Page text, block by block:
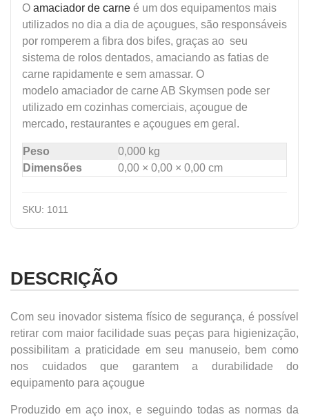
O amaciador de carne é um dos equipamentos mais
utilizados no dia a dia de açougues, são responsáveis
por romperem a fibra dos bifes, graças ao seu
sistema de rolos dentados, amaciando as fatias de
carne rapidamente e sem amassar. O
modelo amaciador de carne AB Skymsen pode ser
utilizado em cozinhas comerciais, açougue de
mercado, restaurantes e açougues em geral.
Peso
0,000 kg
Dimensões
0,00 × 0,00 × 0,00 cm
SKU: 1011
DESCRIÇÃO
Com seu inovador sistema físico de segurança, é possível
retirar com maior facilidade suas peças para higienização,
possibilitam a praticidade em seu manuseio, bem como
nos cuidados que garantem a durabilidade do
equipamento para açougue
Produzido em aço inox, e seguindo todas as normas da